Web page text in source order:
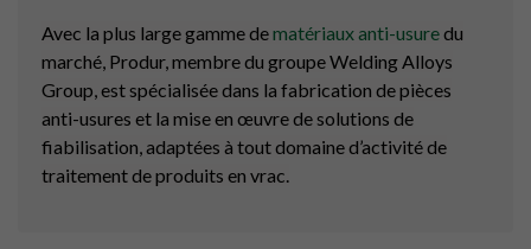
Avec la plus large gamme dematériaux anti-usuredu
marché, Produr, membre du groupe Welding Alloys
Group, est spécialisée dans la fabrication de pièces
anti-usures et la mise en œuvre de solutions de
fiabilisation, adaptées à tout domaine d’activité de
traitement de produits en vrac.